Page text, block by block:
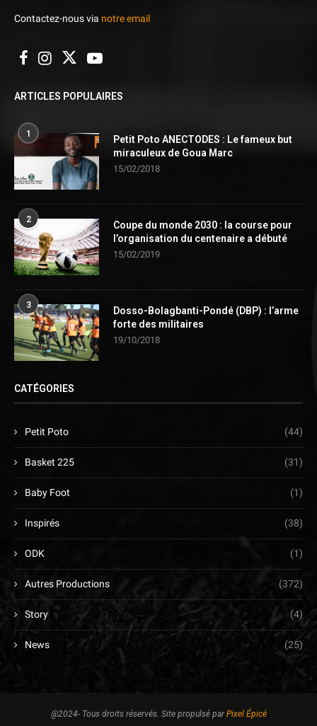
Contactez-nous via notre email
ARTICLES POPULAIRES
1
Petit Poto ANECTODES : Le fameux but
miraculeux de Goua Marc
15/02/2018
2
Coupe du monde 2030 : la course pour
l’organisation du centenaire a débuté
15/02/2019
3
Dosso-Bolagbanti-Pondé (DBP) : l’arme
forte des militaires
19/10/2018
CATÉGORIES
Petit Poto (44)
Basket 225 (31)
Baby Foot (1)
Inspirés (38)
ODK (1)
Autres Productions (372)
Story (4)
News (25)
@2024- Tous droits réservés. Site propulsé par Pixel Épicé